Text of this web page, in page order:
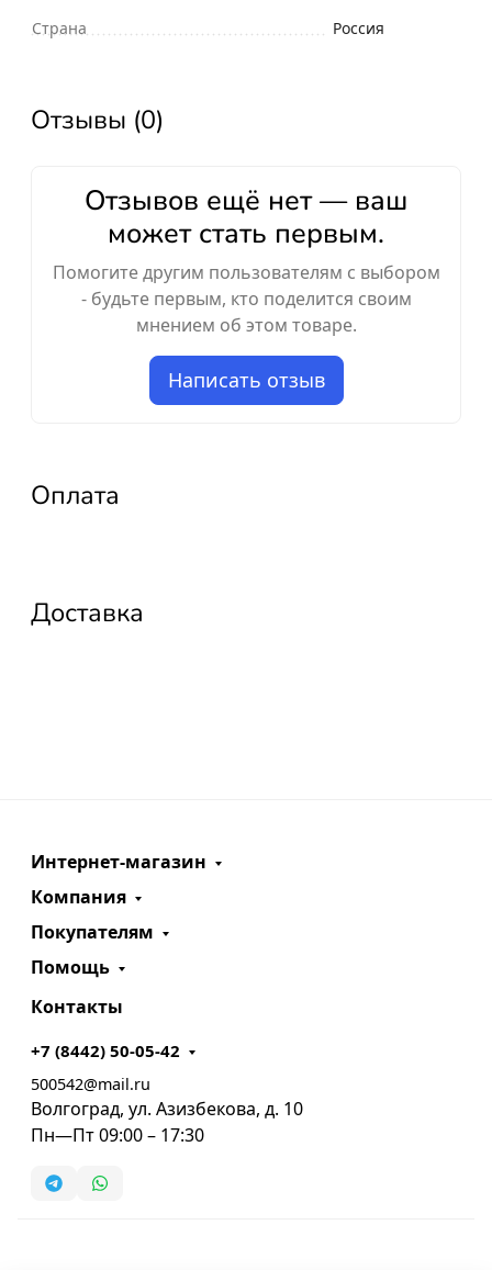
Страна
Россия
Отзывы (0)
Отзывов ещё нет — ваш
может стать первым.
Помогите другим пользователям с выбором
- будьте первым, кто поделится своим
мнением об этом товаре.
Написать отзыв
Оплата
Доставка
Интернет-магазин
Компания
Покупателям
Помощь
Контакты
+7 (8442) 50-05-42
500542@mail.ru
Волгоград, ул. Азизбекова, д. 10
Пн—Пт 09:00 – 17:30